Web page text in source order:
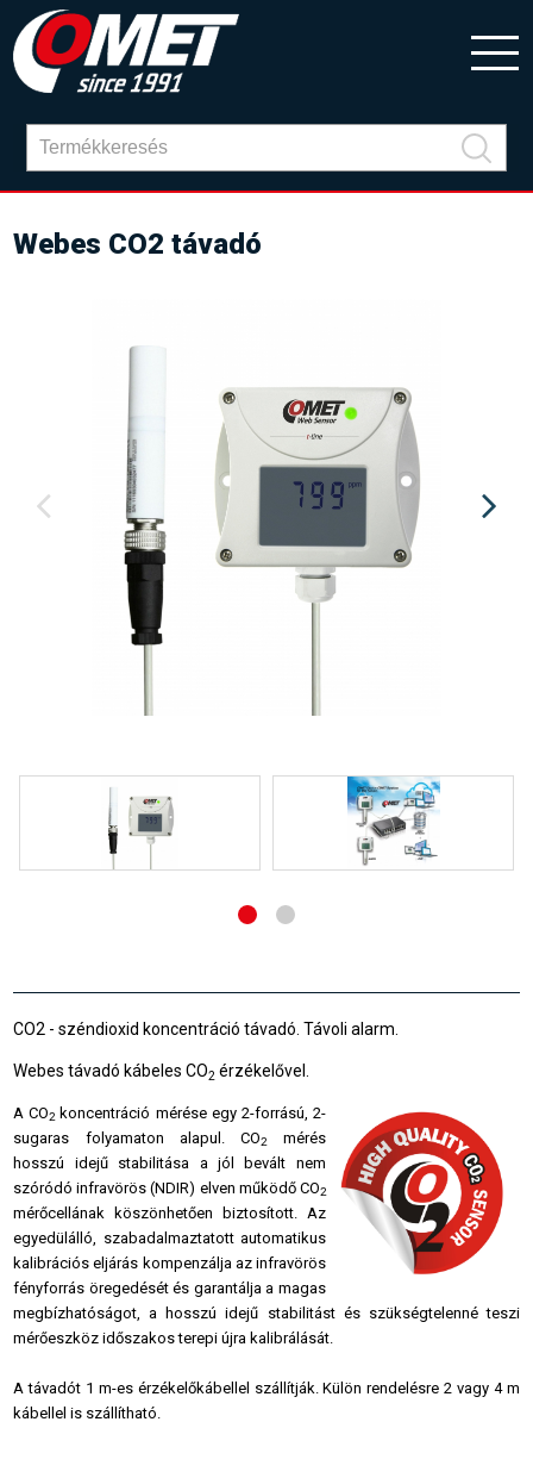
Webes CO2 távadó
CO2 - széndioxid koncentráció távadó. Távoli alarm.
Webes távadó kábeles CO2 érzékelővel.
ACO2 koncentráció mérése egy 2-forrású, 2-
sugaras folyamaton alapul.CO2
mérés
hosszú idejű stabilitása a jól bevált nem
szóródó infravörös (NDIR) elven működő CO2
mérőcellának köszönhetően biztosított. Az
egyedülálló, szabadalmaztatott automatikus
kalibrációs eljárás kompenzálja az infravörös
fényforrás öregedését és garantálja a magas
megbízhatóságot, a hosszú idejű stabilitást és szükségtelenné teszi
mérőeszköz időszakos terepi újra kalibrálását.
A távadót 1 m-es érzékelőkábellel szállítják. Külön rendelésre 2 vagy 4 m
kábellel is szállítható.